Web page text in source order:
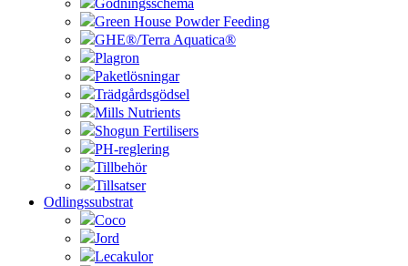
Gödningsschema
Green House Powder Feeding
GHE®/Terra Aquatica®
Plagron
Paketlösningar
Trädgårdsgödsel
Mills Nutrients
Shogun Fertilisers
PH-reglering
Tillbehör
Tillsatser
Odlingssubstrat
Coco
Jord
Lecakulor